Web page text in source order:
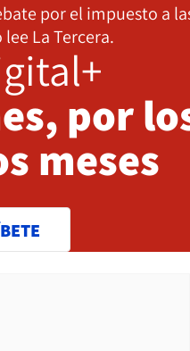
por el impuesto a
La Tercera.
por
meses